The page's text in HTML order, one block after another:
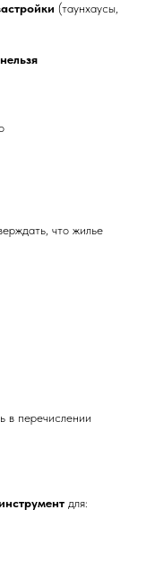
(таунхаусы,
что жилье
в перечислении
для: